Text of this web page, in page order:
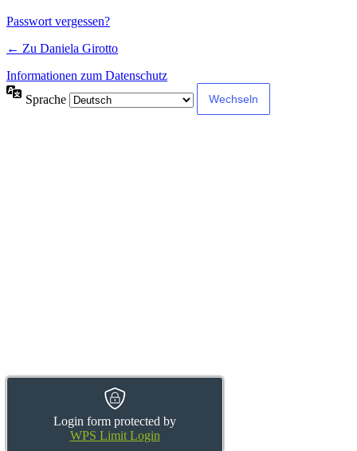
Login form protected by
WPS Limit Login
Passwort vergessen?
← Zu Daniela Girotto
Informationen zum Datenschutz
Sprache